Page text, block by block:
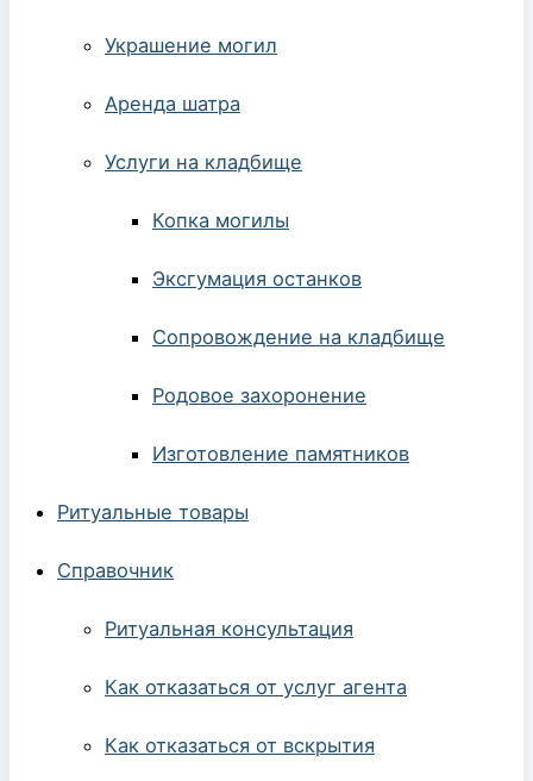
Украшение могил
Аренда шатра
Услуги на кладбище
Копка могилы
Эксгумация останков
Сопровождение на кладбище
Родовое захоронение
Изготовление памятников
Ритуальные товары
Справочник
Ритуальная консультация
Как отказаться от услуг агента
Как отказаться от вскрытия